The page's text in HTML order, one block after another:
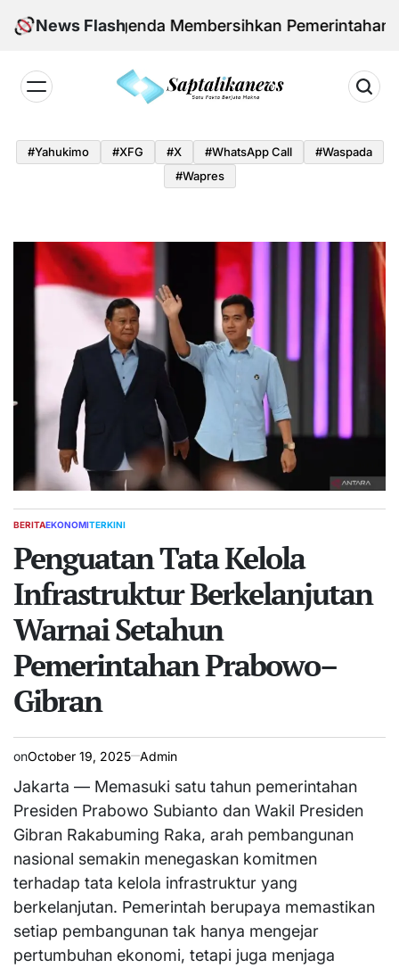
News Flash
dan Agenda Membersihkan Pemerintahan Daerah
#yahukimo #XFG #x #WhatsApp Call
#waspada
#Wapres
POSTED
BERITAEKONOMITERKINI
Penguatan Tata Kelola
Infrastruktur Berkelanjutan
Warnai Setahun
Pemerintahan Prabowo–
Gibran
onOctober 19, 2025 Admin
Jakarta — Memasuki satu tahun pemerintahan
Presiden Prabowo Subianto dan Wakil Presiden
Gibran Rakabuming Raka, arah pembangunan
nasional semakin menegaskan komitmen
terhadap tata kelola infrastruktur yang
berkelanjutan. Pemerintah berupaya memastikan
setiap pembangunan tak hanya mengejar
pertumbuhan ekonomi, tetapi juga menjaga